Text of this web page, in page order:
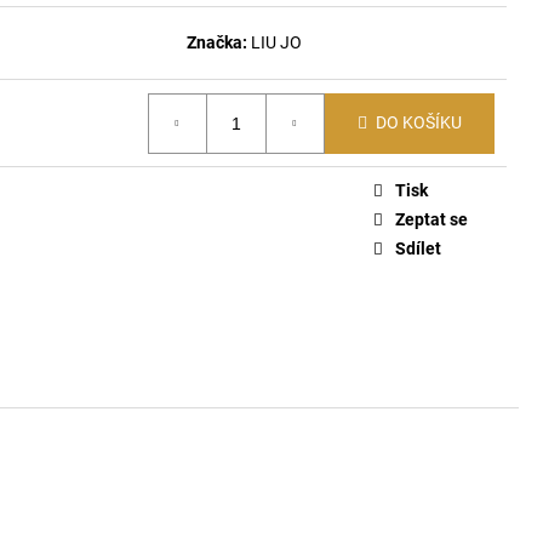
Značka: LIU JO
DO KOŠÍKU
Tisk
Zeptat se
Sdílet
670